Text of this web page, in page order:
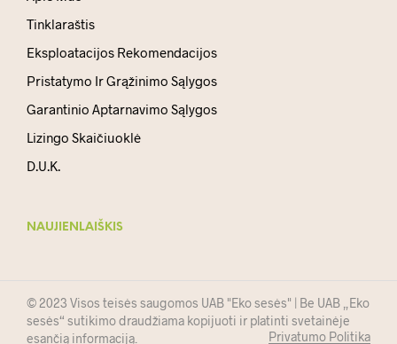
Tinklaraštis
Eksploatacijos Rekomendacijos
Pristatymo Ir Grąžinimo Sąlygos
Garantinio Aptarnavimo Sąlygos
Lizingo Skaičiuoklė
D.U.K.
NAUJIENLAIŠKIS
© 2023 Visos teisės saugomos UAB "Eko sesės" | Be UAB „Eko
sesės“ sutikimo draudžiama kopijuoti ir platinti svetainėje
esančią informaciją.
Privatumo Politika